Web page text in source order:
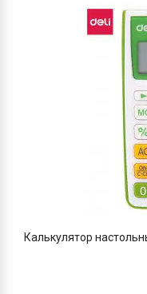
Калькулятор